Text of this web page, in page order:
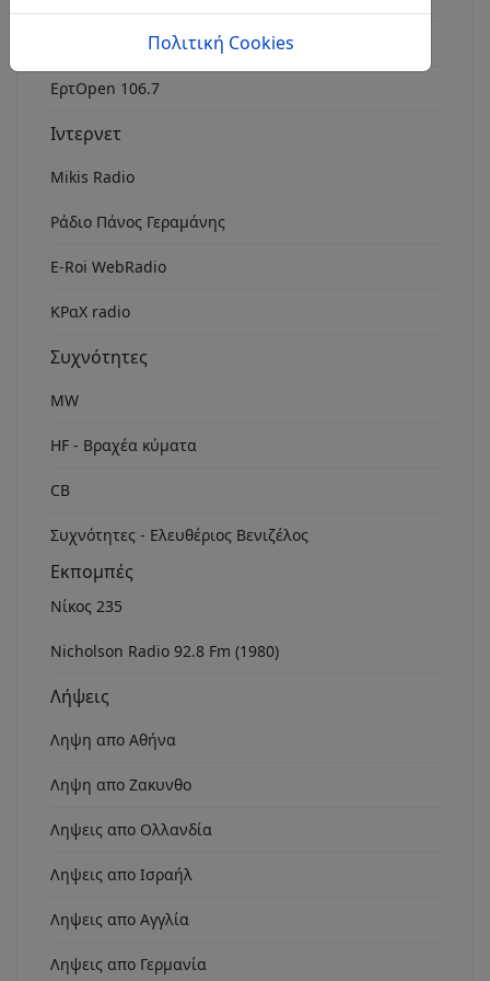
Rock Fm Chania
ΕρτOpen 106.7
Ιντερνετ
Mikis Radio
Ράδιο Πάνος Γεραμάνης
Ε-Roi WebRadio
ΚΡαΧ radio
Συχνότητες
MW
HF - Βραχέα κύματα
CB
Συχνότητες - Ελευθέριος Βενιζέλος
Εκπομπές
Νίκος 235
Nicholson Radio 92.8 Fm (1980)
Λήψεις
Ληψη απο Αθήνα
Ληψη απο Ζακυνθο
Ληψεις απο Ολλανδία
Ληψεις απο Ισραήλ
Ληψεις απο Αγγλία
Ληψεις απο Γερμανία
Πολιτική Cookies